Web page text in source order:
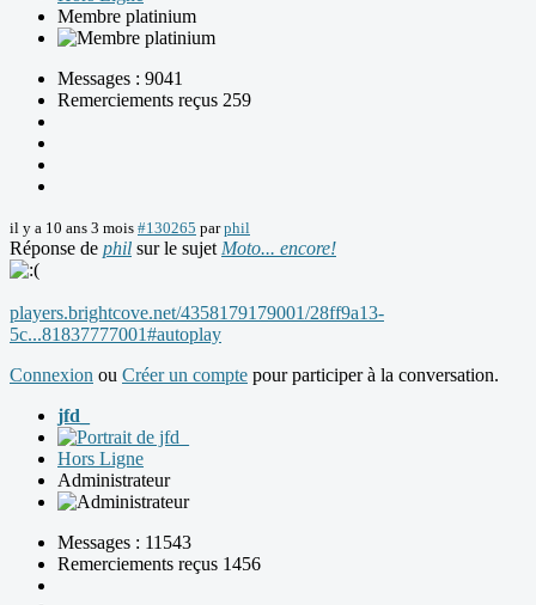
Membre platinium
Messages : 9041
Remerciements reçus 259
il y a 10 ans 3 mois #130265 parphil
Réponse de phil sur le sujet Moto... encore!
players.brightcove.net/4358179179001/28ff9a13-
5c...81837777001#autoplay
Connexion ou Créer un compte pour participer à la conversation.
jfd_
Hors Ligne
Administrateur
Messages : 11543
Remerciements reçus 1456